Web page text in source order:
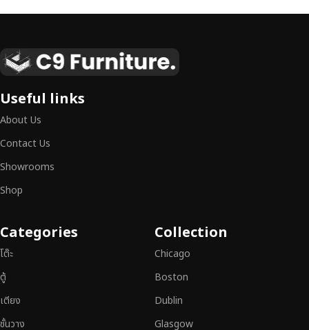
เหนือระดับ
เฟอร์นิเจอร์ไม้ไม่ใช่เพียงของตกแต่ง แต่เป็นงานศิลปะที่สะท้อนถึงรสนิยมและ
สามารถผสานความสวยงาม ความแข็งแรง และการใช้งานที่ตอบโจทย์ทุกความ
ต้องการได้อย่างลงตัว เฟอร์นิเจอร์ทุกชิ้นของเราผลิตจากวัสดุคุณภาพสูง ผ่าน
การตรวจสอบมาตรฐานอย่างเคร่งครัด
สิก และการใช้งานที่ยาวนาน
ประกันคุณภาพและการบริการที่ดีที่สุด
Useful links
About Us
Contact Us
Showrooms
Shop
Categories
โต๊ะ
ตู้
เตียง
ชั้นวาง
Collection
Chicago
Boston
Dublin
Glasgow